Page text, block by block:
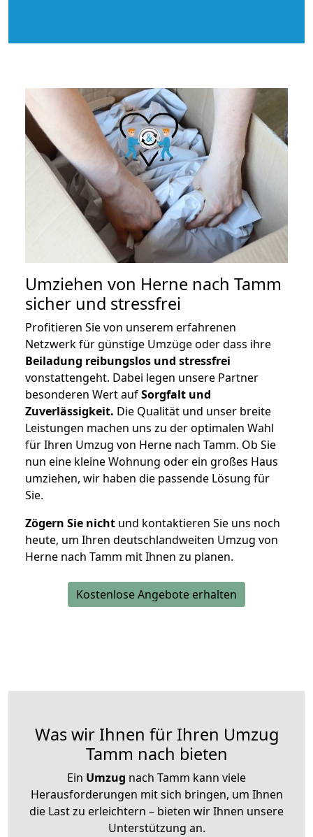
Umziehen von Herne nach Tamm
sicher und stressfrei
Profitieren Sie von unserem erfahrenen
Netzwerk für günstige Umzüge oder dass ihre
Beiladung reibungslos und stressfrei
vonstattengeht. Dabei legen unsere Partner
besonderen Wert aufSorgfalt und
Zuverlässigkeit. Die Qualität und unser breite
Leistungen machen uns zu der optimalen Wahl
für Ihren Umzug von Herne nach Tamm. Ob Sie
nun eine kleine Wohnung oder ein großes Haus
umziehen, wir haben die passende Lösung für
Sie.
Zögern Sie nicht und kontaktieren Sie uns noch
heute, um Ihren deutschlandweiten Umzug von
Herne nach Tamm mit Ihnen zu planen.
Kostenlose Angebote erhalten
Was wir Ihnen für Ihren Umzug
Tamm nach bieten
Ein Umzug nach Tamm kann viele
Herausforderungen mit sich bringen, um Ihnen
die Last zu erleichtern – bieten wir Ihnen unsere
Unterstützung an.